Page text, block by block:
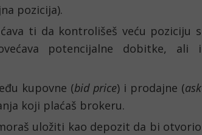
pozicija).
ti da kontrolišeš veću poziciju s
potencijalne dobitke, ali i
kupovne (bid price) i prodajne (ask
koji plaćaš brokeru.
uložiti kao depozit da bi otvorio